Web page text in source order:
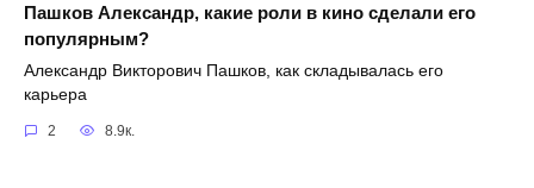
Пашков Александр, какие роли в кино сделали его
популярным?
Александр Викторович Пашков, как складывалась его
карьера
2 8.9к.